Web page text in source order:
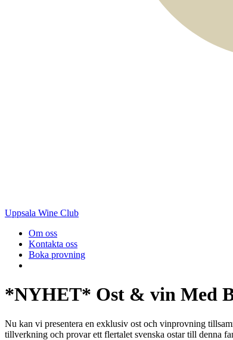
Uppsala Wine Club
Om oss
Kontakta oss
Boka provning
*NYHET* Ost & vin Med
Nu kan vi presentera en exklusiv ost och vinprovning
tillverkning och provar ett flertalet svenska ostar till denna